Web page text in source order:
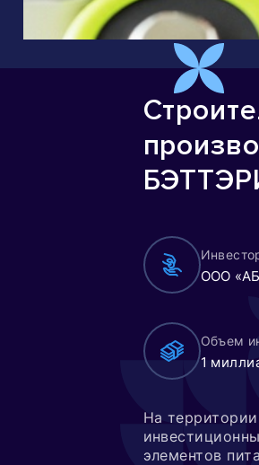
ООО
Объем
1
На
элементов